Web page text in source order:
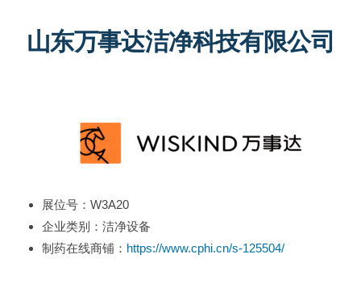
山东万事达洁净科技有限公司
展位号：W3A20
企业类别：洁净设备
制药在线商铺： https://www.cphi.cn/s-125504/